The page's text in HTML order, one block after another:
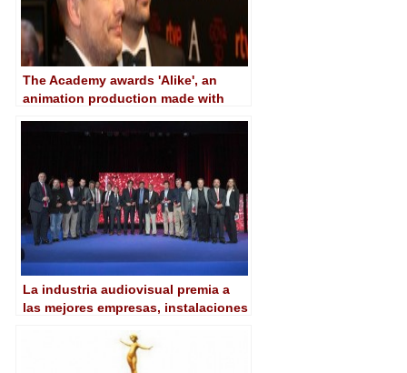
The Academy awards 'Alike', an
animation production made with
La industria audiovisual premia a
las mejores empresas, instalaciones